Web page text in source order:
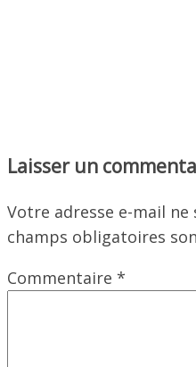
Laisser un
Votre adresse e-mail ne
champs obligatoires
Commentaire *